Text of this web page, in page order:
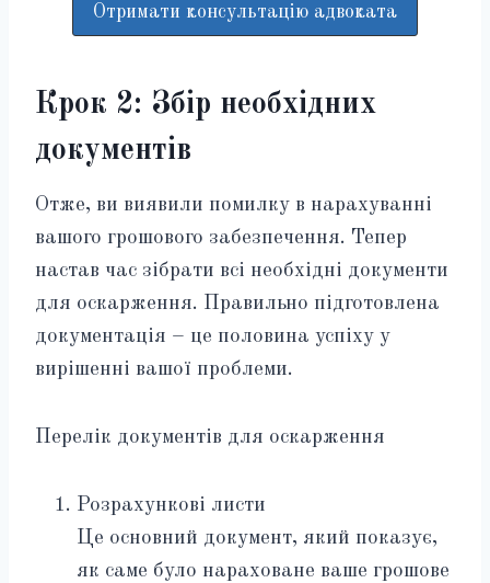
Отримати консультацію адвоката
Крок 2: Збір необхідних
документів
Отже, ви виявили помилку в нарахуванні
вашого грошового забезпечення. Тепер
настав час зібрати всі необхідні документи
для оскарження. Правильно підготовлена
документація – це половина успіху у
вирішенні вашої проблеми.
Перелік документів для оскарження
Розрахункові листи
Це основний документ, який показує,
як саме було нараховане ваше грошове